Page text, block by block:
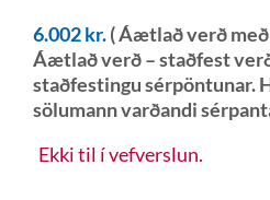
6.002kr.( Áætlað verð með
Áætlað verð – staðfest
staðfestingu sérpöntunar.
sölumann varðandi
Ekki til í vefverslun.